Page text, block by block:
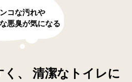
コな汚れや
悪臭が気になる
、 清潔なトイレに